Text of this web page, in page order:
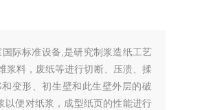
际标准设备,是研究制浆造纸工艺
浆料，废纸等进行切断、压溃、揉
变形、初生壁和此生壁外层的破
以便对纸浆，成型纸页的性能进行